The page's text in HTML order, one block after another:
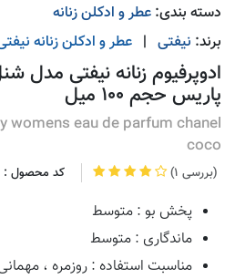
دسته بندی: عطر و ادکلن زنانه
برند: نیفتی | عطر و ادکلن زنانه
ادوپرفیوم زنانه نیفتی مدل
پاریس حجم 100 میل
womens eau de parfum chanel
coco
(1 بررسی) کد محصول :
پخش بو : متوسط
ماندگاری : متوسط
مناسبت استفاده : روزمره ،